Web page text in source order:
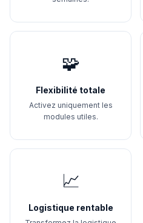
🧩
Flexibilité totale
Activez uniquement les
modules utiles.
📈
Logistique rentable